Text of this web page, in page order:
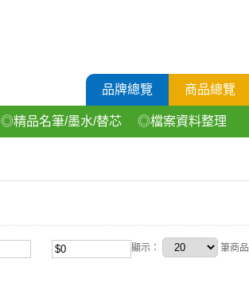
品牌總覽 商品總覽
◎精品名筆/墨水/替芯 ◎檔案資料整理
顯示： 筆商品